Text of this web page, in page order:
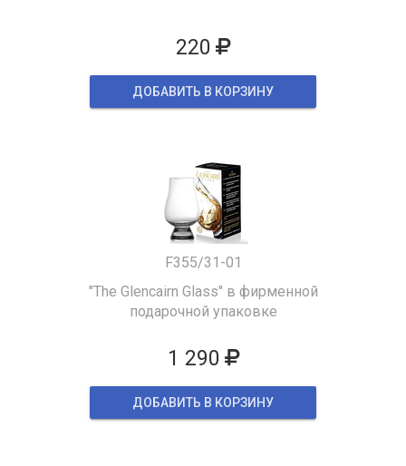
220
ДОБАВИТЬ В КОРЗИНУ
F355/31-01
"The Glencairn Glass" в фирменной
подарочной упаковке
1 290
ДОБАВИТЬ В КОРЗИНУ